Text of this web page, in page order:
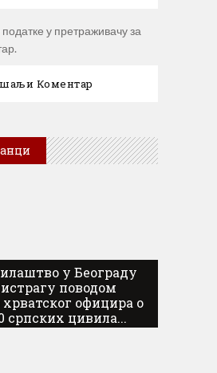
податке у претраживачу за
у Београду
поводом
хрватског официра о
српских цивила...